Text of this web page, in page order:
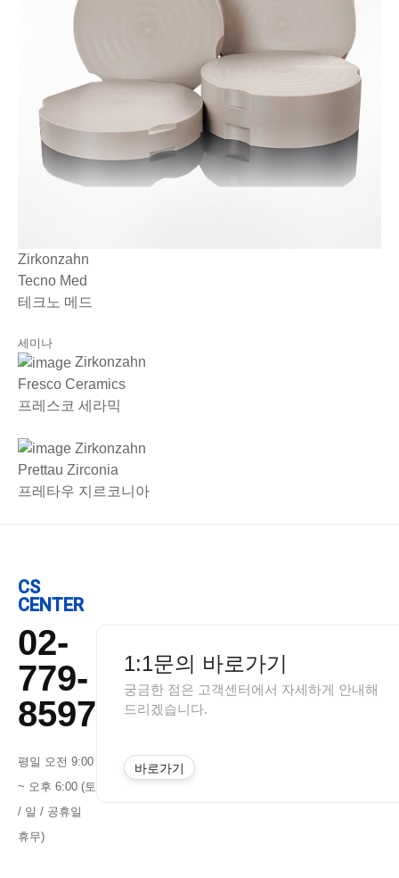
Zirkonzahn
Tecno Med
테크노 메드
세미나
Zirkonzahn
Fresco Ceramics
프레스코 세라믹
Zirkonzahn
Prettau Zirconia
프레타우 지르코니아
CS
CENTER
02-
779-
8597
평일 오전 9:00
~ 오후 6:00 (토
/ 일 / 공휴일
휴무)
1:1문의 바로가기
궁금한 점은 고객센터에서 자세하게 안내해
드리겠습니다.
바로가기